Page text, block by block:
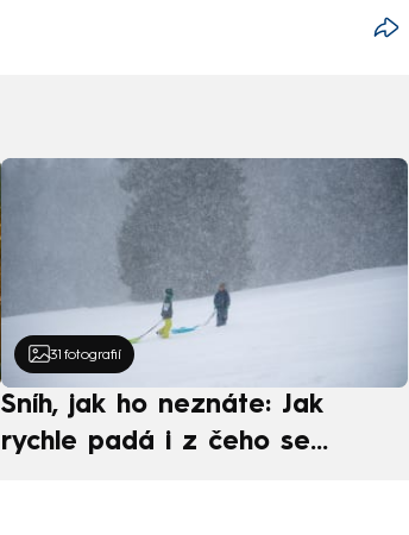
31 fotografií
Sníh, jak ho neznáte: Jak
rychle padá i z čeho se